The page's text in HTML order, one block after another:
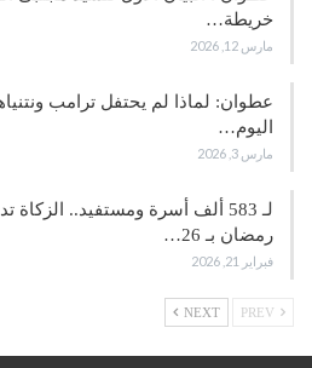
خريطة…
مارس 12, 2026
عطوان: لماذا لم يحتفل ترامب
اليوم…
مارس 3, 2026
لـ 583 ألف أسرة ومستفيد..
رمضان بـ 26…
فبراير 21, 2026
NEXT